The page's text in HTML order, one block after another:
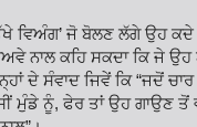
ਵਿਅੰਗ’ ਜੋ ਬੋਲਣ ਲੱਗੇ ਉਹ
ਨਾਲ ਕਹਿ ਸਕਦਾ ਕਿ ਜੇ
ਦੇ ਸੰਵਾਦ ਜਿਵੇਂ ਕਿ “ਜਦੋਂ
ਮੁੰਡੇ ਨੂੰ, ਫੇਰ ਤਾਂ ਉਹ ਗਾਉਣ ਤੋਂ